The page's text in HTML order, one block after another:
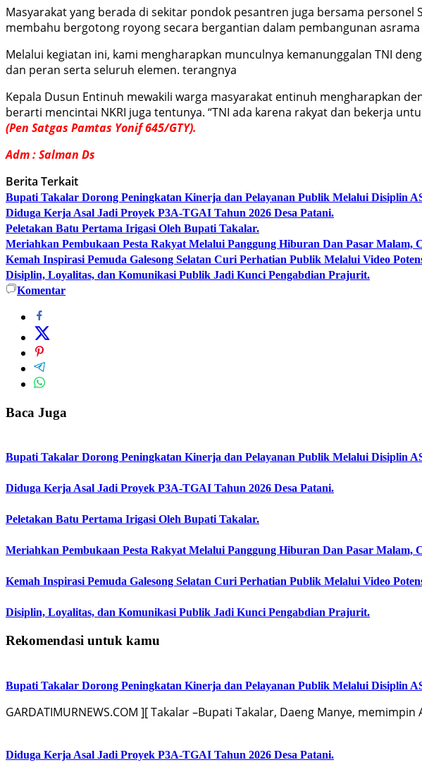
Masyarakat yang berada di sekitar pondok pesantren juga bersama
membahu bergotong royong secara bergantian dalam pembangunan
Melalui kegiatan ini, kami mengharapkan munculnya kemanunggalan TNI
dan peran serta seluruh elemen. terangnya
Kepala Dusun Entinuh mewakili warga masyarakat entinuh mengharapkan
berarti mencintai NKRI juga tentunya. “TNI ada karena rakyat dan bekerja
(Pen Satgas Pamtas Yonif 645/GTY).
Adm : Salman Ds
Berita Terkait
Bupati Takalar Dorong Peningkatan Kinerja dan Pelayanan Publik Melalui Disiplin
Diduga Kerja Asal Jadi Proyek P3A-TGAI Tahun 2026 Desa Patani.
Peletakan Batu Pertama Irigasi Oleh Bupati Takalar.
Meriahkan Pembukaan Pesta Rakyat Melalui Panggung Hiburan Dan Pasar Malam,
Kemah Inspirasi Pemuda Galesong Selatan Curi Perhatian Publik Melalui Video
Disiplin, Loyalitas, dan Komunikasi Publik Jadi Kunci Pengabdian Prajurit.
Komentar
Baca Juga
Bupati Takalar Dorong Peningkatan Kinerja dan Pelayanan Publik Melalui Disiplin
Diduga Kerja Asal Jadi Proyek P3A-TGAI Tahun 2026 Desa Patani.
Peletakan Batu Pertama Irigasi Oleh Bupati Takalar.
Meriahkan Pembukaan Pesta Rakyat Melalui Panggung Hiburan Dan Pasar Malam,
Kemah Inspirasi Pemuda Galesong Selatan Curi Perhatian Publik Melalui Video
Disiplin, Loyalitas, dan Komunikasi Publik Jadi Kunci Pengabdian Prajurit.
Rekomendasi untuk kamu
Bupati Takalar Dorong Peningkatan Kinerja dan Pelayanan Publik Melalui Disiplin
GARDATIMURNEWS.COM ][ Takalar –Bupati Takalar, Daeng Manye,
Diduga Kerja Asal Jadi Proyek P3A-TGAI Tahun 2026 Desa Patani.